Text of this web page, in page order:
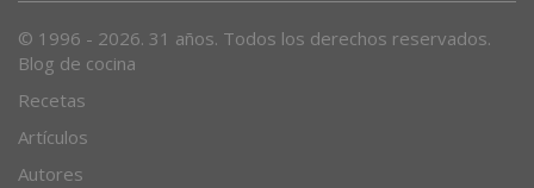
© 1996 - 2026. 31 años. Todos los derechos reservados.
Blog de cocina
Recetas
Artículos
Autores